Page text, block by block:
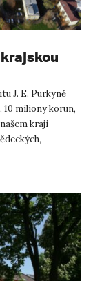
J. E. Purkyně
miliony korun,
kraji